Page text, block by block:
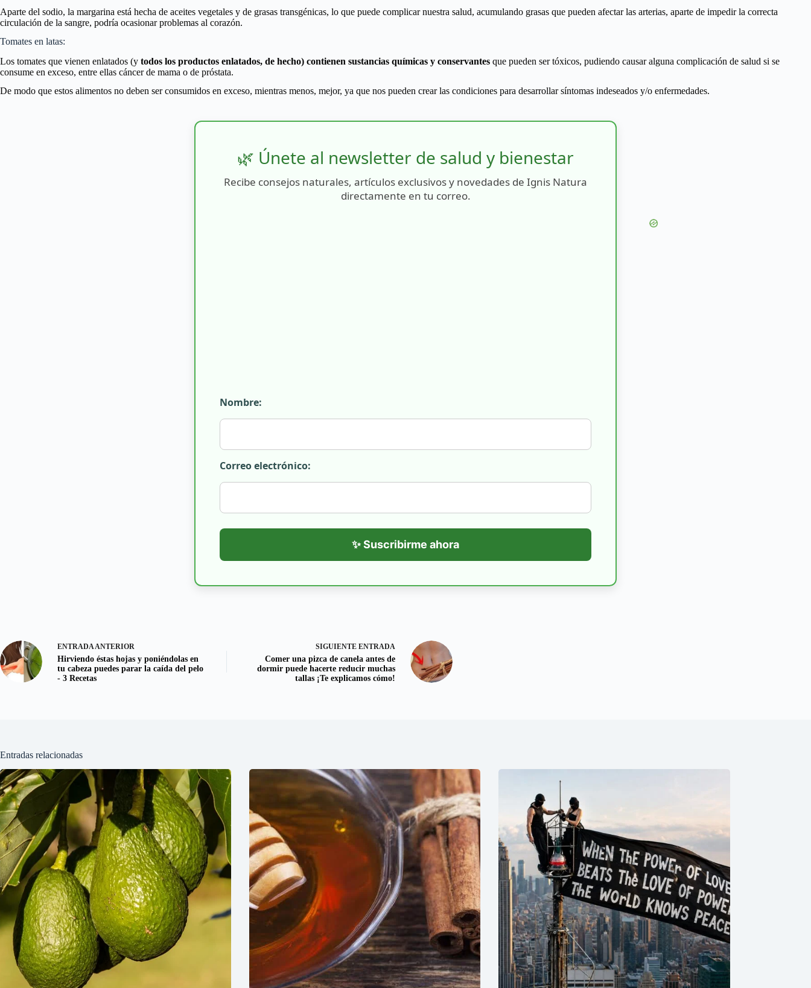
Aparte del sodio, la margarina está hecha de aceites vegetales y de grasas transgénicas, lo que puede complicar nuestra salud, acumulando grasas que pueden afectar las arterias, aparte de impedir la correcta
circulación de la sangre, podría ocasionar problemas al corazón.
Tomates en latas:
Los tomates que vienen enlatados (y todos los productos enlatados, de hecho) contienen sustancias químicas y conservantes que pueden ser tóxicos, pudiendo causar alguna complicación de salud si se
consume en exceso, entre ellas cáncer de mama o de próstata.
De modo que estos alimentos no deben ser consumidos en exceso, mientras menos, mejor, ya que nos pueden crear las condiciones para desarrollar síntomas indeseados y/o enfermedades.
🌿 Únete al newsletter de salud y bienestar
Recibe consejos naturales, artículos exclusivos y novedades de Ignis Natura
directamente en tu correo.
Nombre:
Correo electrónico:
✨ Suscribirme ahora
ENTRADA ANTERIOR
Hirviendo éstas hojas y poniéndolas en
tu cabeza puedes parar la caída del pelo
- 3 Recetas
SIGUIENTE ENTRADA
Comer una pizca de canela antes de
dormir puede hacerte reducir muchas
tallas ¡Te explicamos cómo!
Entradas relacionadas